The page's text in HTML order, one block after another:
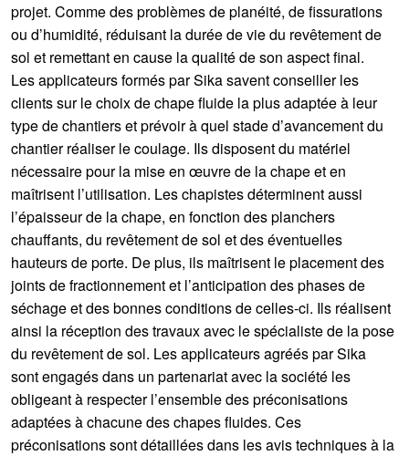
projet. Comme des problèmes de planéité, de fissurations
ou d’humidité, réduisant la durée de vie du revêtement de
sol et remettant en cause la qualité de son aspect final.
Les applicateurs formés par Sika savent conseiller les
clients sur le choix de chape fluide la plus adaptée à leur
type de chantiers et prévoir à quel stade d’avancement du
chantier réaliser le coulage. Ils disposent du matériel
nécessaire pour la mise en œuvre de la chape et en
maîtrisent l’utilisation. Les chapistes déterminent aussi
l’épaisseur de la chape, en fonction des planchers
chauffants, du revêtement de sol et des éventuelles
hauteurs de porte. De plus, ils maîtrisent le placement des
joints de fractionnement et l’anticipation des phases de
séchage et des bonnes conditions de celles-ci. Ils réalisent
ainsi la réception des travaux avec le spécialiste de la pose
du revêtement de sol. Les applicateurs agréés par Sika
sont engagés dans un partenariat avec la société les
obligeant à respecter l’ensemble des préconisations
adaptées à chacune des chapes fluides. Ces
préconisations sont détaillées dans les avis techniques à la